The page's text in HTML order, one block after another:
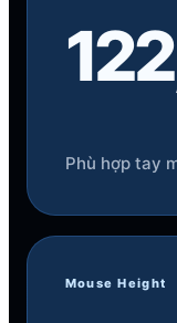
thích.
Phù hợp tay
Mouse Height